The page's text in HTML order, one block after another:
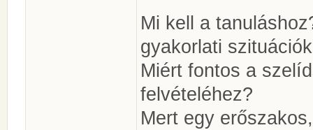
Mi kell a
gyakorlati
Miért fontos a
felvételéhez?
Mert egy